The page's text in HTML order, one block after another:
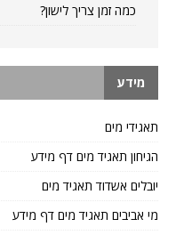
כמה זמן צריך לישון?
מידע
תאגידי מים
הגיחון תאגיד מים דף מידע
יובלים אשדוד תאגיד מים
מי אביבים תאגיד מים דף מידע